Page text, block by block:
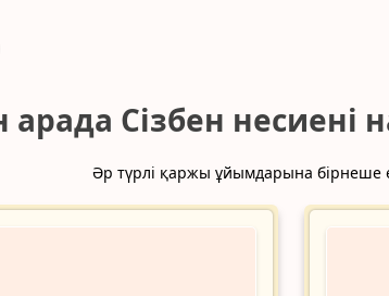
Сізбен
Әр түрлі қаржы ұйымдарына бірнеше